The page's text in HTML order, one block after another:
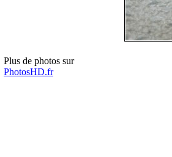
Plus de photos sur
PhotosHD.fr